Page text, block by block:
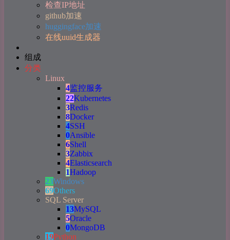
检查IP地址
github加速
huggingface加速
在线uuid生成器
组成
分类
Linux
4监控服务
22Kubernetes
3Redis
8Docker
4SSH
0Ansible
6Shell
3Zabbix
4Elasticsearch
1Hadoop
23Windows
69Others
SQL Server
13MySQL
5Oracle
0MongoDB
19Python